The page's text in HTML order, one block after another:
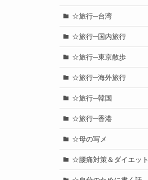
☆旅行─台湾
☆旅行─国内旅行
☆旅行─東京散歩
☆旅行─海外旅行
☆旅行─韓国
☆旅行─香港
☆母の写メ
☆腰痛対策＆ダイエット